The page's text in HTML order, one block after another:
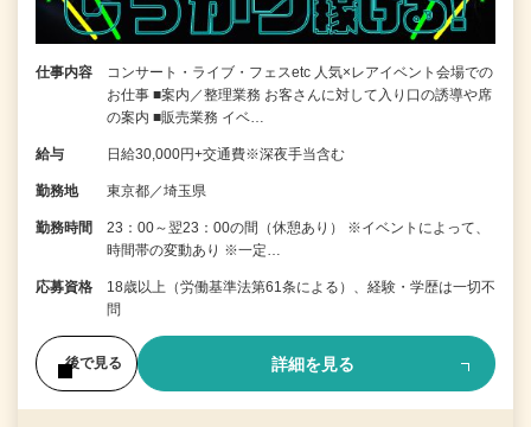
仕事内容
コンサート・ライブ・フェスetc 人気×レアイベント会場での
お仕事 ■案内／整理業務 お客さんに対して入り口の誘導や席
の案内 ■販売業務 イベ…
給与 日給30,000円+交通費※深夜手当含む
勤務地 東京都／埼玉県
勤務時間
23：00～翌23：00の間（休憩あり） ※イベントによって、
時間帯の変動あり ※一定…
応募資格
18歳以上（労働基準法第61条による）、経験・学歴は一切不
問
後で見る 詳細を見る